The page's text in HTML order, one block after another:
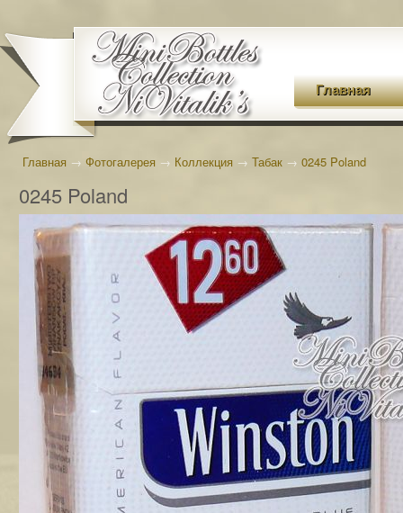
Главная
Главная → Фотогалерея → Коллекция → Табак → 0245 Poland
0245 Poland